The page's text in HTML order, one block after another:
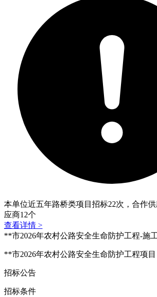
本单位近五年路桥类项目招标22次，合作
应商12个
查看详情 >
**市2026年农村公路安全生命防护工程-施
**市2026年农村公路安全生命防护工程项目
招标公告
招标条件